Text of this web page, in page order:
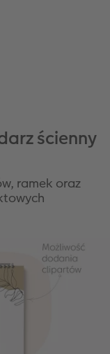
ścienny
ramek oraz